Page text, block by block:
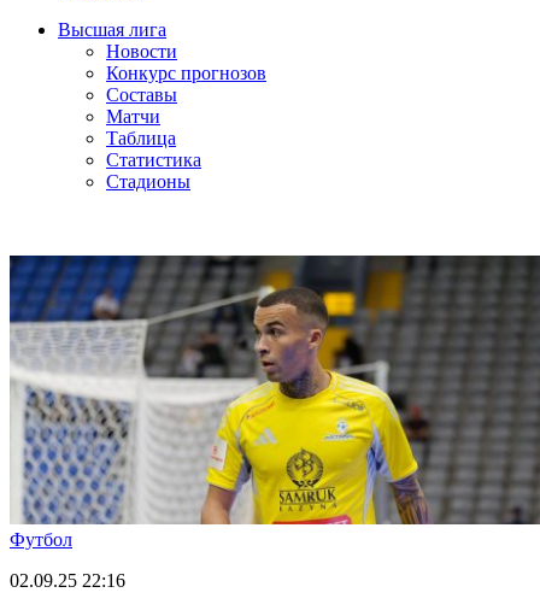
Высшая лига
Новости
Конкурс прогнозов
Составы
Матчи
Таблица
Статистика
Стадионы
Футбол
02.09.25 22:16